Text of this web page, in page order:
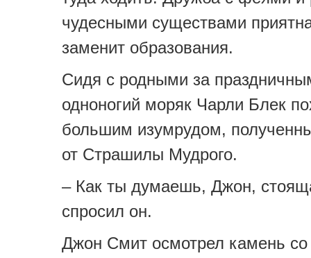
чудесными существами
заменит образования.
Сидя с родными за
одноногий моряк Чарли Блек
большим изумрудом,
от Страшилы Мудрого.
– Как ты думаешь, Джон,
спросил он.
Джон Смит осмотрел камень со